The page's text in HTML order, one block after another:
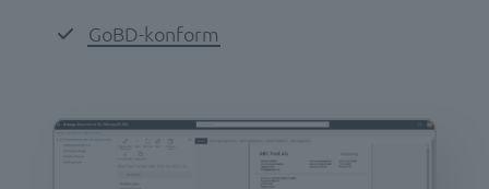
GoBD-konform